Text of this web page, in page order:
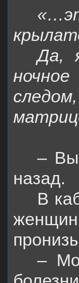
Да,
– Вы
назад.
В
–